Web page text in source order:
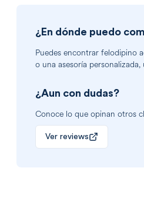
¿En dónde puedo
Puedes encontrar felodipino
o una asesoría
¿Aun con dudas?
Conoce lo que opinan otros
Ver reviews